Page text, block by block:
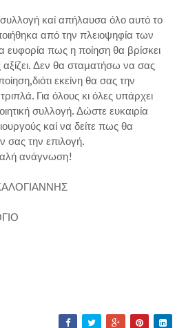
καί απήλαυσα όλο αυτό το
από την πλειοψηφία των
ευφορία πως η ποίηση θα βρίσκει
Δεν θα σταματήσω να σας
εκείνη θα σας την
Για όλους κι όλες υπάρχει
συλλογή. Δώστε ευκαιρία
καί να δείτε πως θα
σας την επιλογή.
ανάγνωση!